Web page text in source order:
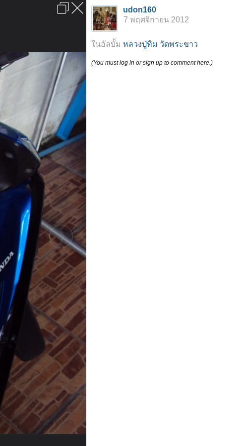
ลงโฆษณา ติดต่อเรา ช่วยเหลือ
udon160
7 พฤศจิกายน 2012
ในอัลบั้ม หลวงปู่ทิม วัดพระขาว
(You must log in or sign up to comment here.)